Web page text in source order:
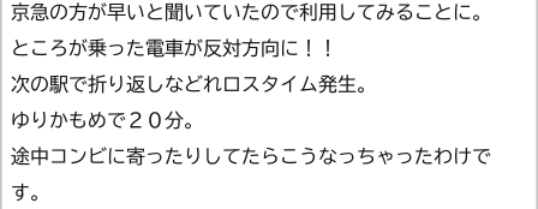
京急の方が早いと聞いていたので利用してみることに。
ところが乗った電車が反対方向に！！
次の駅で折り返しなどれロスタイム発生。
ゆりかもめで２０分。
途中コンビに寄ったりしてたらこうなっちゃったわけで
す。